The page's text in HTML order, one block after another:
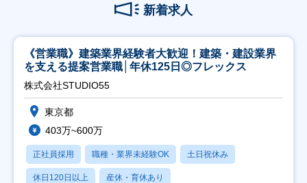
新着求人
《営業職》建築業界経験者大歓迎！建築・建設業界
を支える提案営業職│年休125日◎フレックス
株式会社STUDIO55
東京都
403万~600万
正社員採用 職種・業界未経験OK 土日祝休み
休日120日以上 産休・育休あり